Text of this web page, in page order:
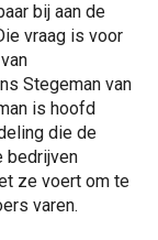
bij aan de
vraag is voor
Stegeman van
is hoofd
die de
bedrijven
ze voert om te
varen.